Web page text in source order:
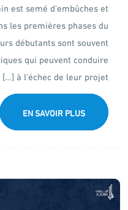
est semé d'embûches et
les premières phases du
débutants sont souvent
qui peuvent conduire
à l'échec de leur projet […]
EN SAVOIR PLUS